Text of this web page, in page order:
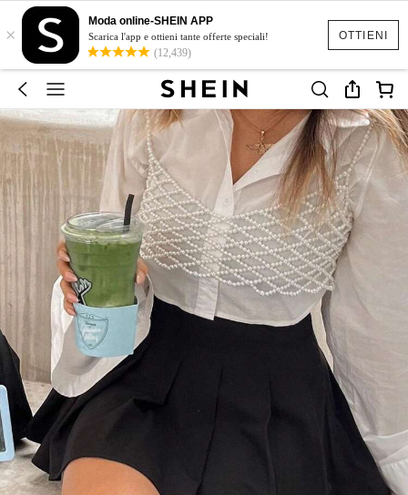
OTTIENI
×
Moda online-SHEIN APP
Scarica l'app e ottieni tante offerte speciali!
(12,439)